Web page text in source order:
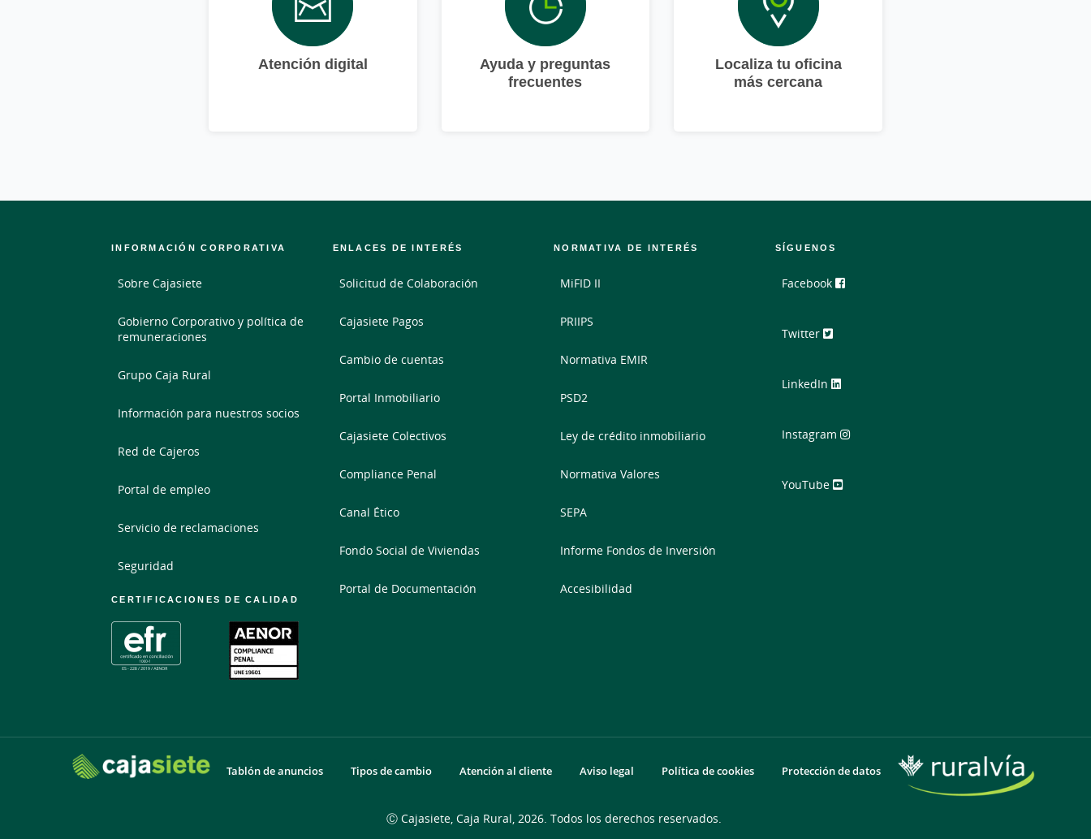
Atención digital
Ayuda y preguntas
frecuentes
Localiza tu oficina
más cercana
INFORMACIÓN CORPORATIVA
Sobre Cajasiete
Gobierno Corporativo y política de
remuneraciones
Grupo Caja Rural
Información para nuestros socios
Red de Cajeros
Portal de empleo
Servicio de reclamaciones
Seguridad
CERTIFICACIONES DE CALIDAD
ENLACES DE INTERÉS
Solicitud de Colaboración
Cajasiete Pagos
Cambio de cuentas
Portal Inmobiliario
Cajasiete Colectivos
Compliance Penal
Canal Ético
Fondo Social de Viviendas
Portal de Documentación
NORMATIVA DE INTERÉS
MiFID II
PRIIPS
Normativa EMIR
PSD2
Ley de crédito inmobiliario
Normativa Valores
SEPA
Informe Fondos de Inversión
Accesibilidad
SÍGUENOS
Facebook
Twitter
LinkedIn
Instagram
YouTube
Tablón de anuncios Tipos de cambio Atención al cliente Aviso legal Política de cookies Protección de datos
Ⓒ Cajasiete, Caja Rural, 2026. Todos los derechos reservados.